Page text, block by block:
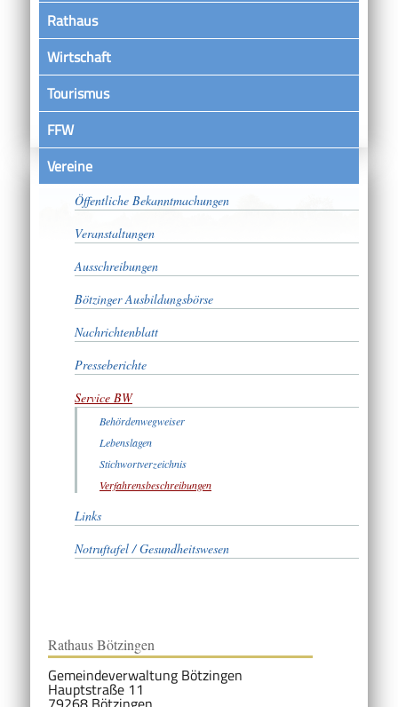
Rathaus
Wirtschaft
Tourismus
FFW
VereineSatzungen
Öffentliche Bekanntmachungen
Veranstaltungen
Ausschreibungen
Bötzinger Ausbildungsbörse
Nachrichtenblatt
Presseberichte
Service BW
Behördenwegweiser
Lebenslagen
Stichwortverzeichnis
Verfahrensbeschreibungen
Links
Notruftafel / Gesundheitswesen
Rathaus Bötzingen
Gemeindeverwaltung Bötzingen
Hauptstraße 11